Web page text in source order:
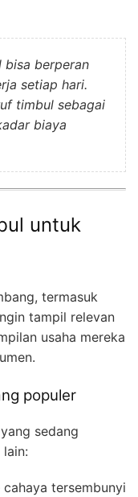
bisa berperan
setiap hari.
timbul sebagai
biaya
untuk
termasuk
tampil relevan
usaha mereka
populer
sedang
cahaya tersembunyi